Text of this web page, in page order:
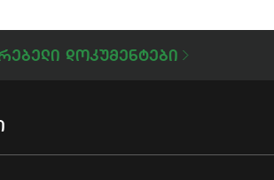
Დოკუმენტები